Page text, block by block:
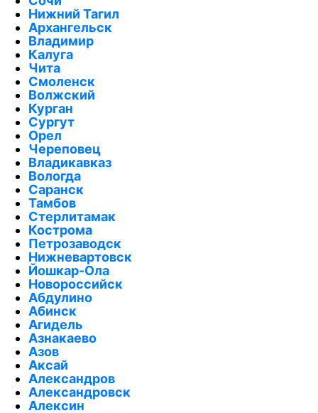
Нижний Тагил
Архангельск
Владимир
Калуга
Чита
Смоленск
Волжский
Курган
Сургут
Орел
Череповец
Владикавказ
Вологда
Саранск
Тамбов
Стерлитамак
Кострома
Петрозаводск
Нижневартовск
Йошкар-Ола
Новороссийск
Абдулино
Абинск
Агидель
Азнакаево
Азов
Аксай
Александров
Александровск
Алексин